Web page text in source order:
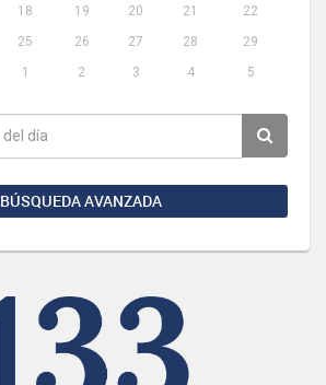
18 19 20 21
22
25 26 27 28
29
1 2 3 4 5
BÚSQUEDA AVANZADA